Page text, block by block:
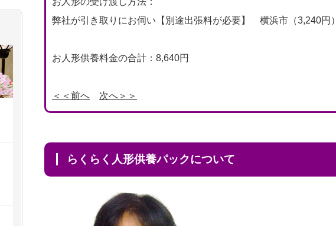
弊社が引き取りにお伺い【別途出張料が必要】 横浜市（3,240円）
お人形供養料金の合計：8,640円
＜＜前へ 次へ＞＞
らくらく人形供養パックについて